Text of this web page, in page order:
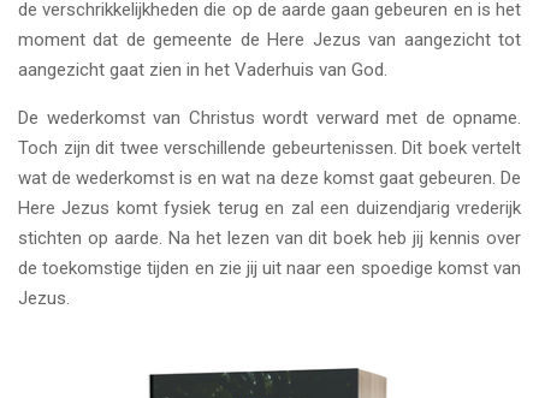
de verschrikkelijkheden die op de aarde gaan gebeuren en is het
moment dat de gemeente de Here Jezus van aangezicht tot
aangezicht gaat zien in het Vaderhuis van God.
De wederkomst van Christus wordt verward met de opname.
Toch zijn dit twee verschillende gebeurtenissen. Dit boek vertelt
wat de wederkomst is en wat na deze komst gaat gebeuren. De
Here Jezus komt fysiek terug en zal een duizendjarig vrederijk
stichten op aarde. Na het lezen van dit boek heb jij kennis over
de toekomstige tijden en zie jij uit naar een spoedige komst van
Jezus.